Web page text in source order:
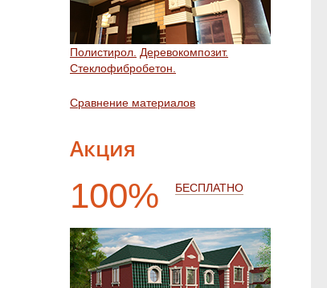
Полистирол. Деревокомпозит.
Стеклофибробетон.
Сравнение материалов
Акция
100% БЕСПЛАТНО